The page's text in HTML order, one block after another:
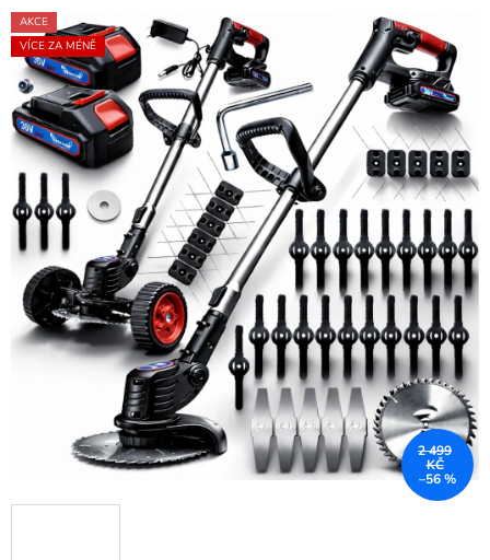
hodnocení
produktu
je
5,0
z
hvězdiček.
AKCE
VÍCE ZA MÉNĚ
2 499
KČ
–56 %